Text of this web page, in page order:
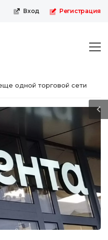
Вход Регистрация
одной торговой сети